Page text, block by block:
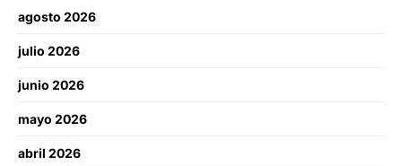
agosto 2026
julio 2026
junio 2026
mayo 2026
abril 2026